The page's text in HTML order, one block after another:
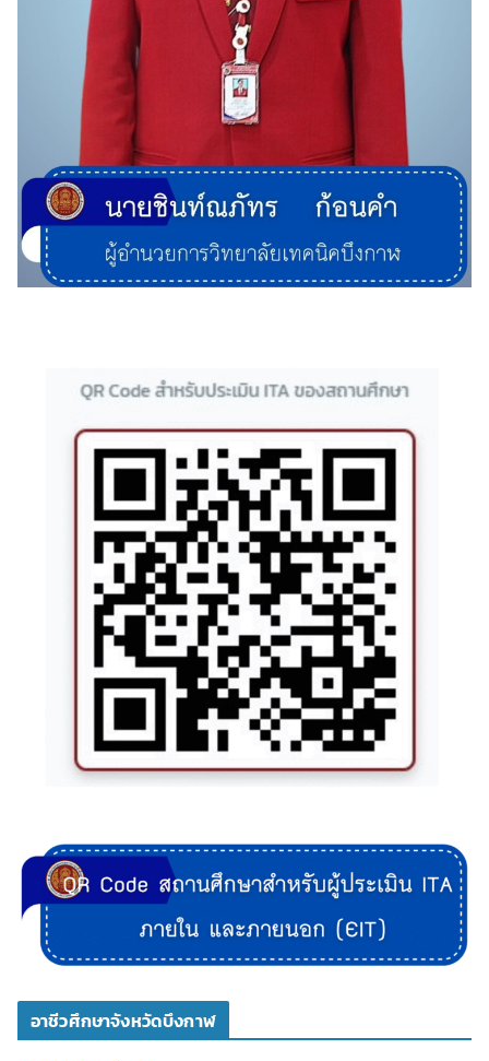
อาชีวศึกษาจังหวัดบึงกาฬ